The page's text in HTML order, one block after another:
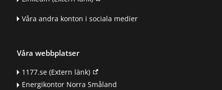
Våra andra konton i sociala medier
Våra webbplatser
1177.se(Extern länk)
Energikontor Norra Småland